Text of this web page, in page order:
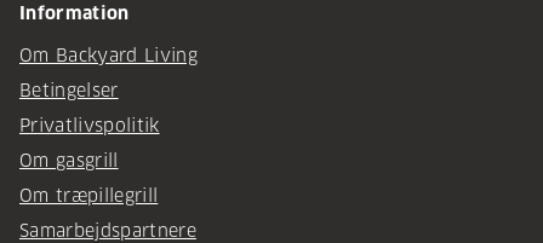
Information
Om Backyard Living
Betingelser
Privatlivspolitik
Om gasgrill
Om træpillegrill
Samarbejdspartnere